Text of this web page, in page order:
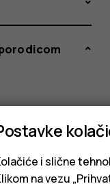
i slične
na vezu